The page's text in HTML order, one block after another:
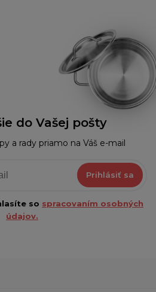
do Vašej pošty
a rady priamo na Váš e-mail
Prihlásiť sa
so spracovaním osobných
údajov.